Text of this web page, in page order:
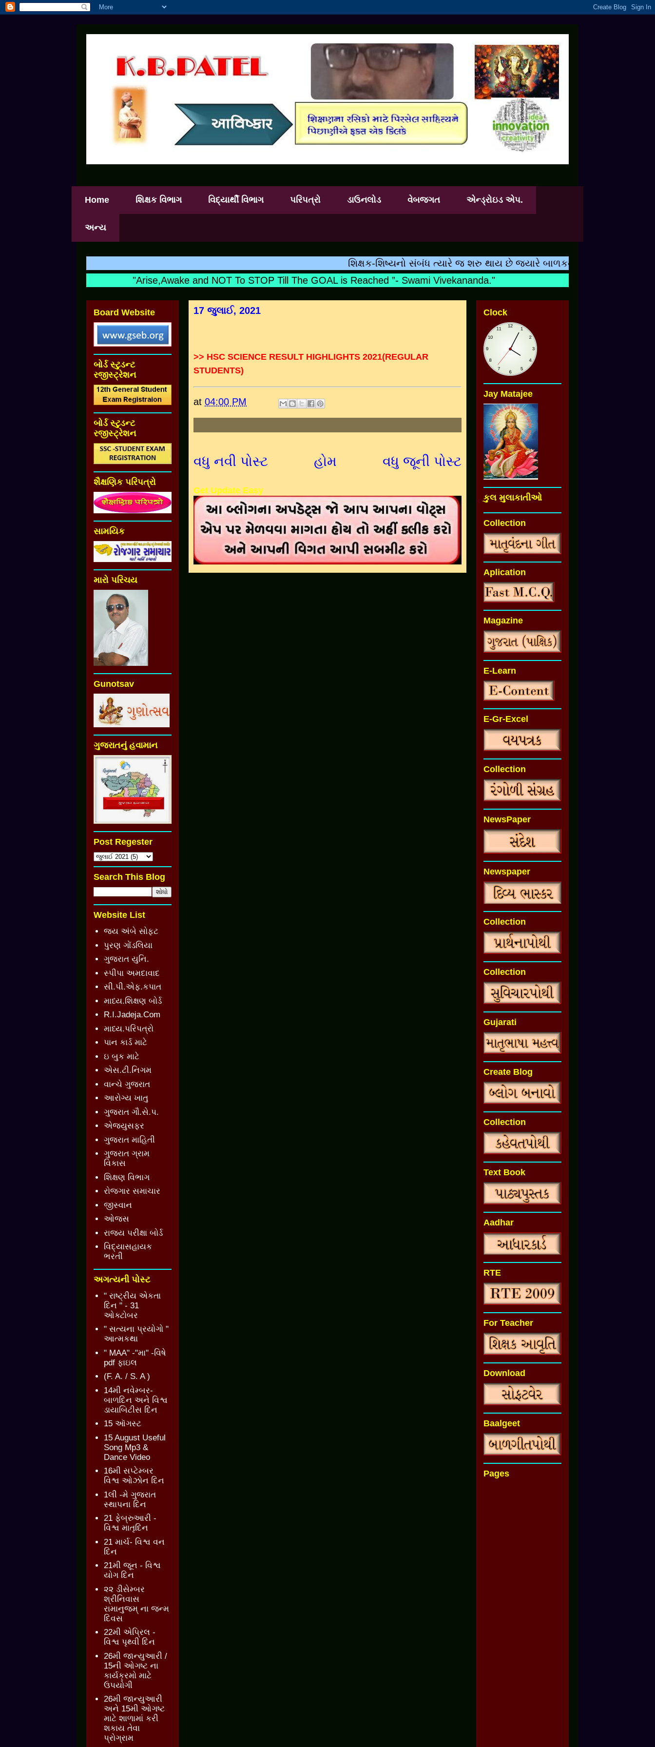
Home શિક્ષક વિભાગ વિદ્યાર્થી વિભાગ પરિપત્રો ડાઉનલોડ વેબજગત એન્ડ્રોઇડ એપ.
અન્ય
શિક્ષક-શિષ્યનો સંબંધ ત્યારે જ શરુ થાય છે જ્યારે બાળકનુ નામ શિક્ષકના
"Arise,Awake and NOT To STOP Till The GOAL is Reached ”- Swami Vivekananda."
17 જુલાઈ, 2021
>> HSC SCIENCE RESULT HIGHLIGHTS 2021(REGULAR
STUDENTS)
at 04:00 PM
વધુ નવી પોસ્ટ વધુ જૂની પોસ્ટ
હોમ
Get Update Easy
Board Website
બોર્ડ સ્ટુડન્ટ
રજીસ્ટ્રેશન
બોર્ડ સ્ટુડન્ટ
રજીસ્ટ્રેશન
શૈક્ષણિક પરિપત્રો
સામયિક
મારો પરિચય
Gunotsav
ગુજરાતનું હવામાન
Post Regester
Search This Blog
Website List
જય અંબે સોફ્ટ
પુરણ ગોંડલિયા
ગુજરાત યુનિ.
સ્પીપા અમદાવાદ
સી.પી.એફ.કપાત
માધ્ય.શિક્ષણ બોર્ડ
R.I.Jadeja.Com
માધ્ય.પરિપત્રો
પાન કાર્ડ માટે
ઇ બુક માટે
એસ.ટી.નિગમ
વાન્ચે ગુજરાત
આરોગ્ય ખાતુ
ગુજરાત ગૌ.સે.પ.
એજ્યુસફર
ગુજરાત માહિતી
ગુજરાત ગ્રામ
વિકાસ
શિક્ષણ વિભાગ
રોજગાર સમાચાર
જીસ્વાન
ઓજસ
રાજ્ય પરીક્ષા બોર્ડ
વિદ્યાસહાયક
ભરતી
અગત્યની પોસ્ટ
" રાષ્ટ્રીય એકતા
દિન " - 31
ઓક્ટોબર
" સત્યના પ્રયોગો "
આત્મકથા
" MAA" -"મા" -વિષે
pdf ફાઇલ
(F. A. / S. A )
14મી નવેમ્બર-
બાળદિન અને વિશ્વ
ડાયાબિટીસ દિન
15 ઑગસ્ટ
15 August Useful
Song Mp3 &
Dance Video
16મી સપ્ટેમ્બર
વિશ્વ ઓઝોન દિન
1લી -મે ગુજરાત
સ્થાપના દિન
21 ફેબ્રુઆરી -
વિશ્વ માતૃદિન
21 માર્ચ- વિશ્વ વન
દિન
21મી જૂન - વિશ્વ
યોગ દિન
૨૨ ડીસેમ્બર
શ્રીનિવાસ
રામાનુજમ્ ના જન્મ
દિવસ
22મી એપ્રિલ -
વિશ્વ પૃથ્વી દિન
26મી જાન્યુઆરી /
15ની ઓગષ્ટ ના
કાર્યક્રમો માટે
ઉપયોગી
26મી જાન્યુઆરી
અને 15મી ઓગષ્ટ
માટે શાળામાં કરી
શકાય તેવા
પ્રોગ્રામ
Clock
Jay Matajee
કુલ મુલાકાતીઓ
Collection
Aplication
Magazine
E-Learn
E-Gr-Excel
Collection
NewsPaper
Newspaper
Collection
Collection
Gujarati
Create Blog
Collection
Text Book
Aadhar
RTE
For Teacher
Download
Baalgeet
Pages